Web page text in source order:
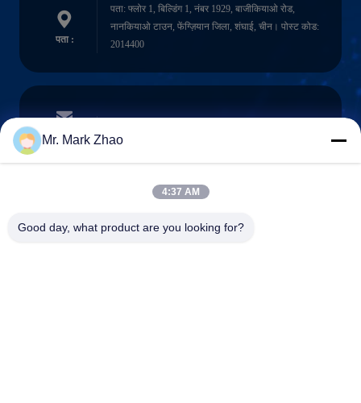
पता :
पता: फ्लोर 1, बिल्डिंग 1, नंबर 1929, बाजीकियाओ रोड,
नानकियाओ टाउन, फेंग्ज़ियान जिला, शंघाई, चीन। पोस्ट कोड:
2014400
ईमेल
फ़ोन :
Mr. Mark Zhao
4:37 AM
Good day, what product are you looking for?